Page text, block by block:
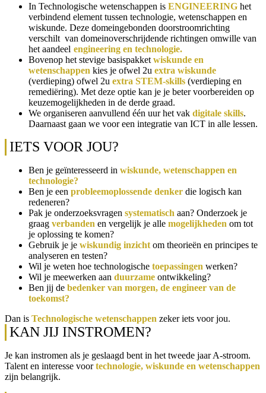
In Technologische wetenschappen is ENGINEERING het
verbindend element tussen technologie, wetenschappen en
wiskunde. Deze domeingebonden doorstroomrichting
verschilt van domeinoverschrijdende richtingen omwille van
het aandeel engineering en technologie.
Bovenop het stevige basispakket wiskunde en
wetenschappen kies je ofwel 2u extra wiskunde
(verdieping) ofwel 2u extra STEM-skills (verdieping en
remediëring). Met deze optie kan je je beter voorbereiden op
keuzemogelijkheden in de derde graad.
We organiseren aanvullend één uur het vak digitale skills.
Daarnaast gaan we voor een integratie van ICT in alle lessen.
IETS VOOR JOU?
Ben je geïnteresseerd in wiskunde, wetenschappen en
technologie?
Ben je een probleemoplossende denker die logisch kan
redeneren?
Pak je onderzoeksvragen systematisch aan? Onderzoek je
graag verbanden en vergelijk je alle mogelijkheden om tot
je oplossing te komen?
Gebruik je je wiskundig inzicht om theorieën en principes te
analyseren en testen?
Wil je weten hoe technologische toepassingen werken?
Wil je meewerken aan duurzame ontwikkeling?
Ben jij de bedenker van morgen, de engineer van de
toekomst?
Dan is Technologische wetenschappen zeker iets voor jou.
KAN JIJ INSTROMEN?
Je kan instromen als je geslaagd bent in het tweede jaar A-stroom.
Talent en interesse voortechnologie, wiskunde en wetenschappen
zijn belangrijk.